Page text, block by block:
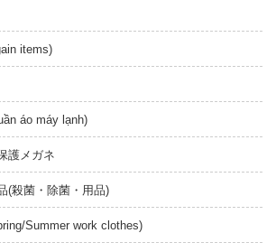
items)
áo máy lạnh)
護メガネ
(殺菌・除菌・用品)
Summer work clothes)